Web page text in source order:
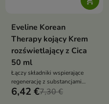
Eveline Korean
Therapy kojący Krem
rozświetlający z Cica
50 ml
Łączy składniki wspierające
regenerację z substancjami
rozświetlającymi
6,42 €7,30 €